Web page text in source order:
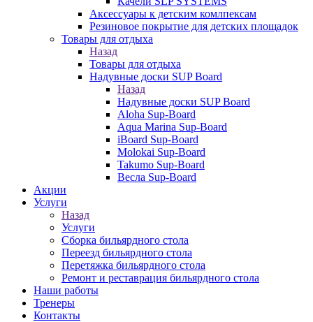
Аксессуары к детским комлпексам
Резиновое покрытие для детских площадок
Товары для отдыха
Назад
Товары для отдыха
Надувные доски SUP Board
Назад
Надувные доски SUP Board
Aloha Sup-Board
Aqua Marina Sup-Board
iBoard Sup-Board
Molokai Sup-Board
Takumo Sup-Board
Весла Sup-Board
Акции
Услуги
Назад
Услуги
Сборка бильярдного стола
Переезд бильярдного стола
Перетяжка бильярдного стола
Ремонт и реставрация бильярдного стола
Наши работы
Тренеры
Контакты